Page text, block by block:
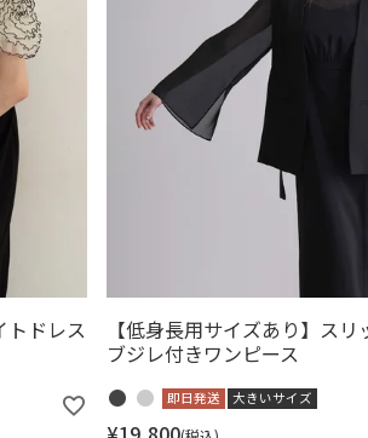
商品番号/JANコード
登録順
キーワー
検索
トドレス
【低身長用サイズあり】ス
ブジレ付きワンピース
即日発送 大きいサイズ